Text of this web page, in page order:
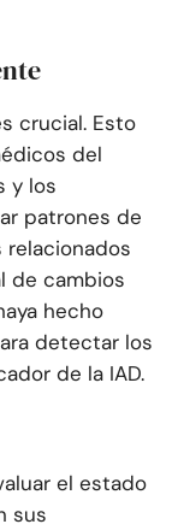
crucial. Esto
del
y los
patrones de
de cambios
hecho
detectar los
de la IAD.
el estado
sus